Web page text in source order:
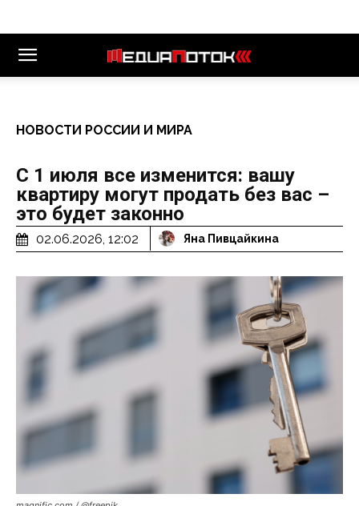
НОВОСТИ РОССИИ И МИРА
С 1 июля все изменится: вашу
квартиру могут продать без вас –
это будет законно
02.06.2026, 12:02 Яна Пивцайкина